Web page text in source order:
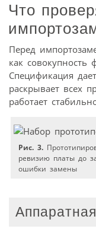
Что
Перед
как
Спецификация
раскрывает всех
работает
Рис. 3.
ревизию платы до
ошибки замены